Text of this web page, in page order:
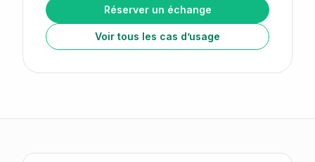
Réserver un échange
Voir tous les cas d’usage